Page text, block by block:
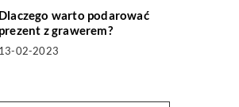
Dlaczego warto podarować
prezent z grawerem?
13-02-2023